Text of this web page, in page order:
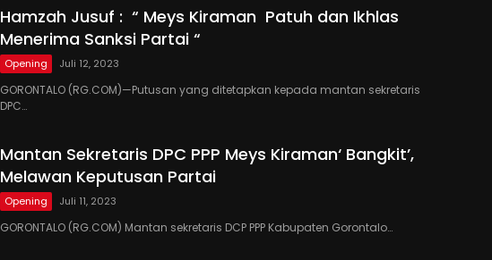
Hamzah Jusuf : “ Meys Kiraman Patuh dan Ikhlas
Menerima Sanksi Partai “
Opening Juli 12, 2023
GORONTALO (RG.COM)—Putusan yang ditetapkan kepada mantan sekretaris
DPC…
Mantan Sekretaris DPC PPP Meys Kiraman‘ Bangkit’,
Melawan Keputusan Partai
Opening Juli 11, 2023
GORONTALO (RG.COM) Mantan sekretaris DCP PPP Kabupaten Gorontalo…